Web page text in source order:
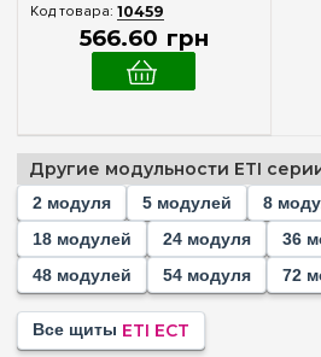
Пластик(3)
Без дверцы
Белая(1)
Прозрачная(1)
Серия
ECH
ECM(+2)
10459
566.60 грн
Другие модульности ETI
2 модуля 5 модулей 8
18 модулей
24 модуля
36
48 модулей
54 модуля 72
Все щиты ETI ECT